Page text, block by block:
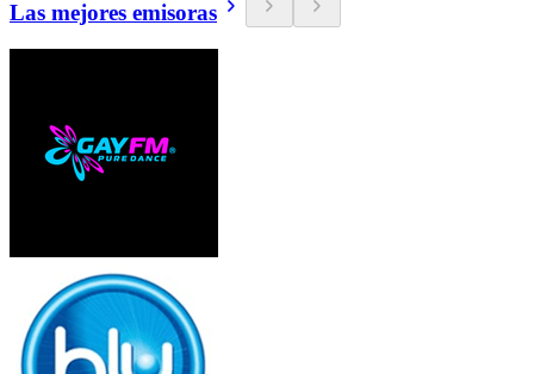
Las mejores emisoras